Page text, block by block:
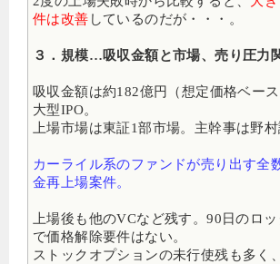
件は改善 しているのだが・・・。
３．規模…吸収金額と市場、売り圧力
吸収金額は約182億円（想定価格ベー
大型IPO。
上場市場は東証1部市場。主幹事は野村
カーライル系のファンドが売り出す全
金再上場案件。
上場後も他のVCなど残す。90日のロ
で価格解除要件はない。
ストックオプションの未行使残も多く、